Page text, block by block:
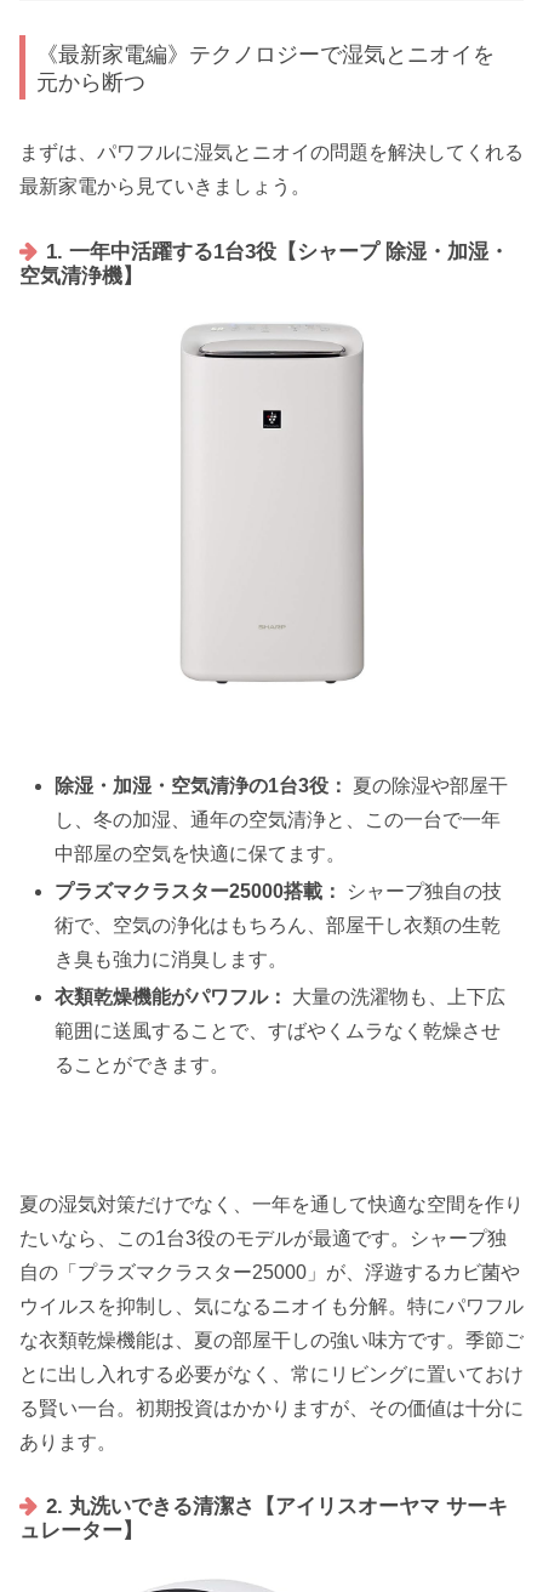
《最新家電編》テクノロジーで湿気とニオイを
元から断つ
まずは、パワフルに湿気とニオイの問題を解決してくれる
最新家電から見ていきましょう。
1. 一年中活躍する1台3役【シャープ 除湿・加湿・
空気清浄機】
除湿・加湿・空気清浄の1台3役：
夏の除湿や部屋干
し、冬の加湿、通年の空気清浄と、この一台で一年
中部屋の空気を快適に保てます。
プラズマクラスター25000搭載：
シャープ独自の技
術で、空気の浄化はもちろん、部屋干し衣類の生乾
き臭も強力に消臭します。
衣類乾燥機能がパワフル：
大量の洗濯物も、上下広
範囲に送風することで、すばやくムラなく乾燥させ
ることができます。
夏の湿気対策だけでなく、一年を通して快適な空間を作り
たいなら、この1台3役のモデルが最適です。シャープ独
自の「プラズマクラスター25000」が、浮遊するカビ菌や
ウイルスを抑制し、気になるニオイも分解。特にパワフル
な衣類乾燥機能は、夏の部屋干しの強い味方です。季節ご
とに出し入れする必要がなく、常にリビングに置いておけ
る賢い一台。初期投資はかかりますが、その価値は十分に
あります。
2. 丸洗いできる清潔さ【アイリスオーヤマ サーキ
ュレーター】